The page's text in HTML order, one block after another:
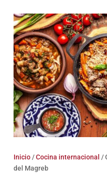
Inicio /Cocina internacional /
del Magreb